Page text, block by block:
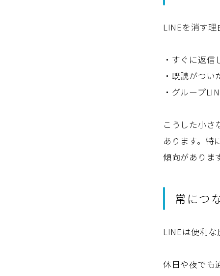
LINEを消す
・すぐに返
・既読がつ
・グループ
こうした小さ
あります。特
傾向がありま
常につ
LINEは便利
休日や夜でも